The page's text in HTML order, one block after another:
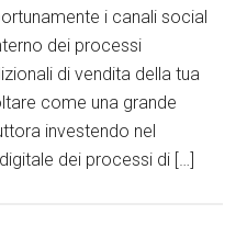
i canali social
dei processi
di vendita della tua
come una grande
investendo nel
dei processi di […]